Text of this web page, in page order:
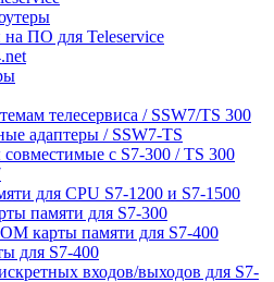
ПО для Teleservice
телесервиса / SSW7/TS 300
адаптеры / SSW7-TS
с S7-300 / TS 300
для CPU S7-1200 и S7-1500
памяти для S7-300
карты памяти для S7-400
для S7-400
входов/выходов для S7-